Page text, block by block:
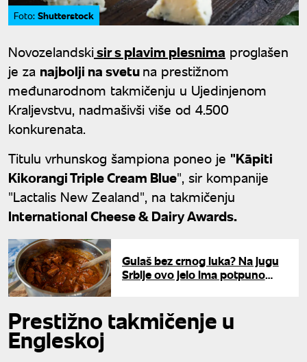
Foto: Shutterstock
Novozelandskisir s plavim plesnima proglašen
je za najbolji na svetuna prestižnom
međunarodnom takmičenju u Ujedinjenom
Kraljevstvu, nadmašivši više od 4.500
konkurenata.
Titulu vrhunskog šampiona poneo je "Kāpiti
Kikorangi Triple Cream Blue", sir kompanije
"Lactalis New Zealand", na takmičenju
International Cheese & Dairy Awards.
Gulaš bez crnog luka? Na jugu
Srbije ovo jelo ima potpuno
Prestižno takmičenje u
Engleskoj